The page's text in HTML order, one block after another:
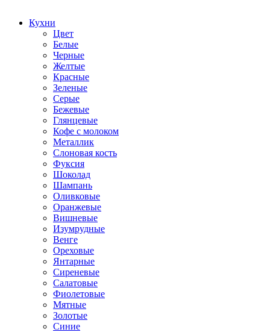
Кухни
Цвет
Белые
Черные
Желтые
Красные
Зеленые
Серые
Бежевые
Глянцевые
Кофе с молоком
Металлик
Слоновая кость
Фуксия
Шоколад
Шампань
Оливковые
Оранжевые
Вишневые
Изумрудные
Венге
Ореховые
Янтарные
Сиреневые
Салатовые
Фиолетовые
Мятные
Золотые
Синие